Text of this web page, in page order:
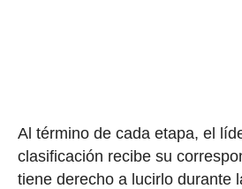
Al término de cada etapa, el
clasificación recibe su
tiene derecho a lucirlo durante